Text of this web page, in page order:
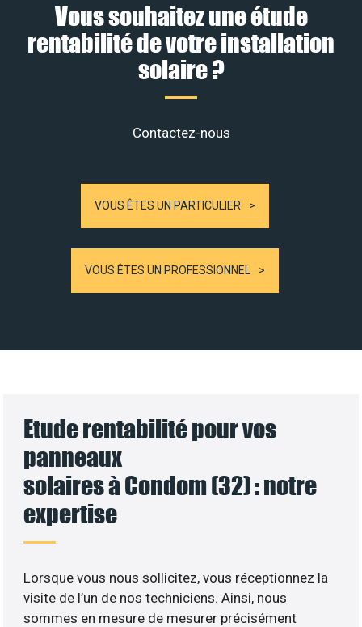
Vous souhaitez une étude
rentabilité de votre installation
solaire ?
Contactez-nous
VOUS ÊTES UN PARTICULIER
VOUS ÊTES UN PROFESSIONNEL
Etude rentabilité pour vos
panneaux
solaires à Condom (32) : notre
expertise
Lorsque vous nous sollicitez, vous réceptionnez la
visite de l’un de nos techniciens. Ainsi, nous
sommes en mesure de mesurer précisément